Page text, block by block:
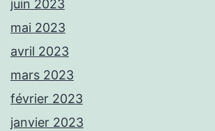
juin 2023
mai 2023
avril 2023
mars 2023
février 2023
janvier 2023